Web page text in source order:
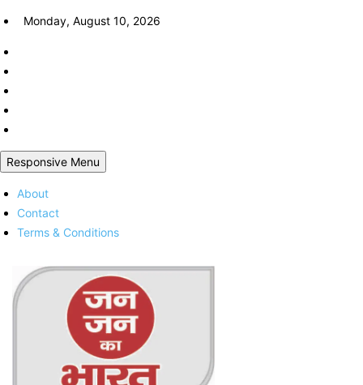
Skip
content
Monday, August 10, 2026
Responsive Menu
About
Contact
Terms & Conditions